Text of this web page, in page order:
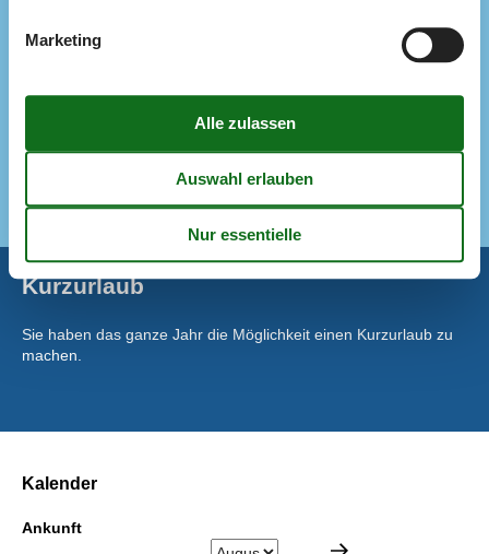
Gefrierbox
31 l
Kaffeemaschine
Bettwäsche kann nicht gemietet werden
Handtücher können nicht gemietet werden
Wird nicht an Jugendgruppen vermietet
Kurzurlaub
Sie haben das ganze Jahr die Möglichkeit einen Kurzurlaub zu
machen.
Kalender
Ankunft
Marketing